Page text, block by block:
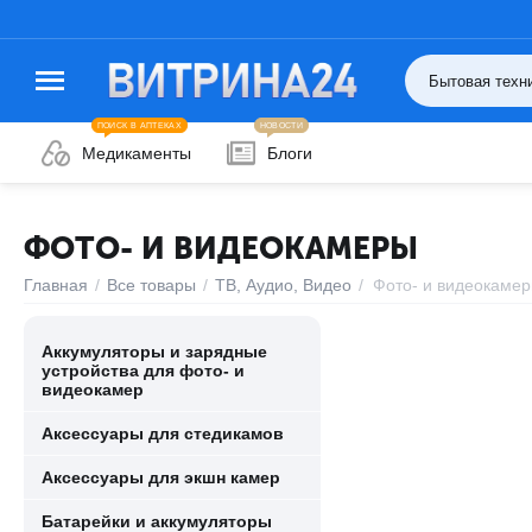
Медикаменты
ПОИСК В АПТЕКАХ
Блоги
НОВОСТИ
ФОТО- И ВИДЕОКАМЕРЫ
Главная / Все товары / ТВ, Аудио, Видео / Фото- и
Аккумуляторы и зарядные
устройства для фото- и
видеокамер
Аксессуары для стедикамов
Аксессуары для экшн камер
Батарейки и аккумуляторы